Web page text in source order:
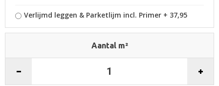
Verlijmd leggen & Parketlijm incl. Primer + 37,95
Aantal m²